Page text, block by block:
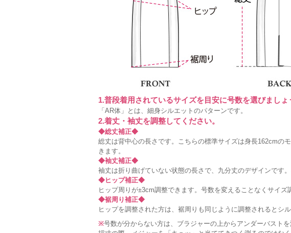
1.普段着用されているサイズを目安に号数を選びましょ
「AR体」とは、細身シルエットのパターンです。
2.着丈・袖丈を調整してください。
◆総丈補正◆
総丈は背中心の長さです。こちらの標準サイズは身長162cmの
きます。
◆袖丈補正◆
袖丈は折り曲げていない状態の長さで、九分丈のデザインです
◆ヒップ補正◆
ヒップ周りが±3cm調整できます。号数を変えることなくサイズ
◆裾周り補正◆
ヒップを調整された方は、裾周りも同じように調整されるとシ
※号数が分からない方は、ブラジャーの上からアンダーバスト